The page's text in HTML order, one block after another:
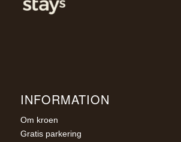
INFORMATION
Om kroen
Gratis parkering